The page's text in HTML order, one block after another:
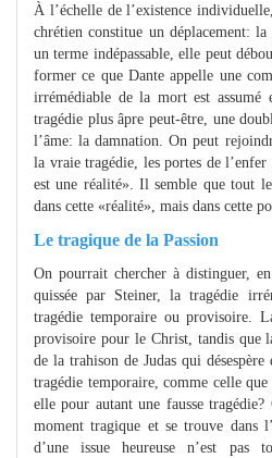
À l’échelle de l’existence
chrétien constitue un déplacement:
un terme indépassable, elle peut
former ce que Dante appelle une
irrémédiable de la mort est assumé
tragédie plus âpre peut-être, une
l’âme: la damnation. On peut
la vraie tragédie, les portes de
est une réalité». Il semble que tout
dans cette «réalité», mais dans cette
Le tragique de la Passion
On pourrait chercher à distinguer,
quissée par Steiner, la tragédie
tragédie temporaire ou provisoire.
provisoire pour le Christ, tandis que
de la trahison de Judas qui
tragédie temporaire, comme celle
elle pour autant une fausse
moment tragique et se trouve dans
d’une issue heureuse n’est pas